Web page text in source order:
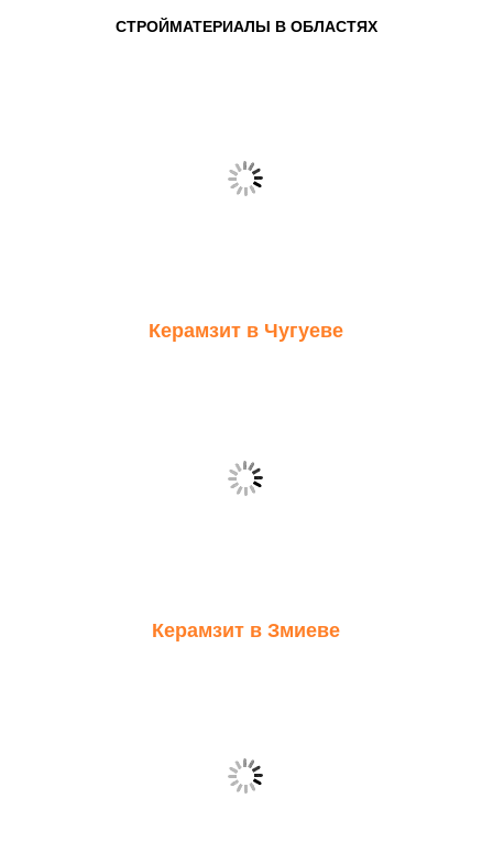
СТРОЙМАТЕРИАЛЫ В ОБЛАСТЯХ
Керамзит в Чугуеве
Керамзит в Змиеве